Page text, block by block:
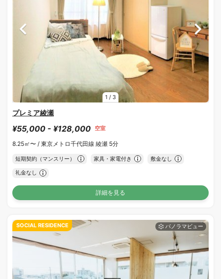
1 / 3
プレミア綾瀬
¥55,000 - ¥128,000 空室
8.25㎡〜 / 東京メトロ千代田線 綾瀬 5分
短期契約（マンスリー） 家具・家電付き 敷金なし
礼金なし
詳細を見る
SOCIAL RESIDENCE